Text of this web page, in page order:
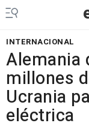
INTERNACIONAL
Alemania
millones
Ucrania
eléctrica